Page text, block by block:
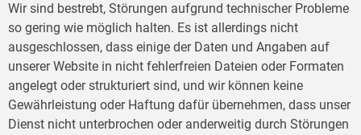
Wir sind bestrebt, Störungen aufgrund technischer Probleme
so gering wie möglich halten. Es ist allerdings nicht
ausgeschlossen, dass einige der Daten und Angaben auf
unserer Website in nicht fehlerfreien Dateien oder Formaten
angelegt oder strukturiert sind, und wir können keine
Gewährleistung oder Haftung dafür übernehmen, dass unser
Dienst nicht unterbrochen oder anderweitig durch Störungen